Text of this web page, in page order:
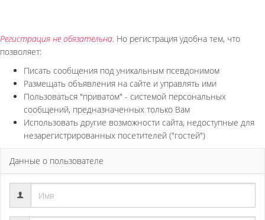
Регистрация не обязательна. Но регистрация удобна тем, что
позволяет:
Писать сообщения под уникальным псевдонимом
Размещать объявления на сайте и управлять ими
Пользоваться "приватом" - системой персональных
сообщений, предназначенных только Вам
Использовать другие возможности сайта, недоступные для
незарегистрированных посетителей ("гостей")
Данные о пользователе